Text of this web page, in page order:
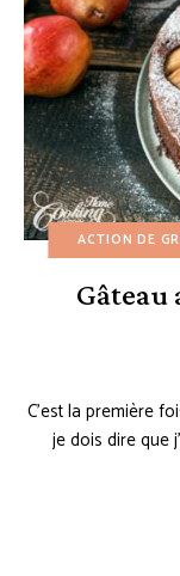
ACTION DE
Gâteau
C’est la première
je dois dire que